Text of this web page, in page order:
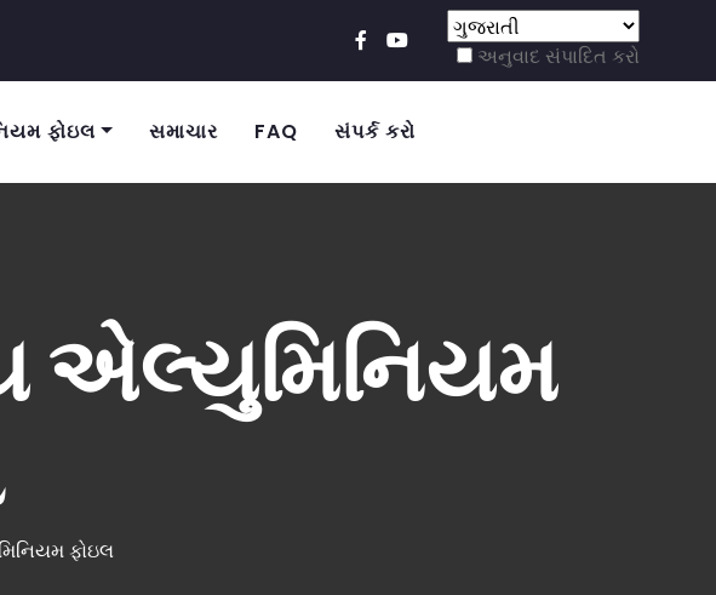
અનુવાદ સંપાદિત કરો
ફોઇલ સમાચાર FAQ સંપર્ક કરો
એલ્યુમિનિયમ
ફોઇલ